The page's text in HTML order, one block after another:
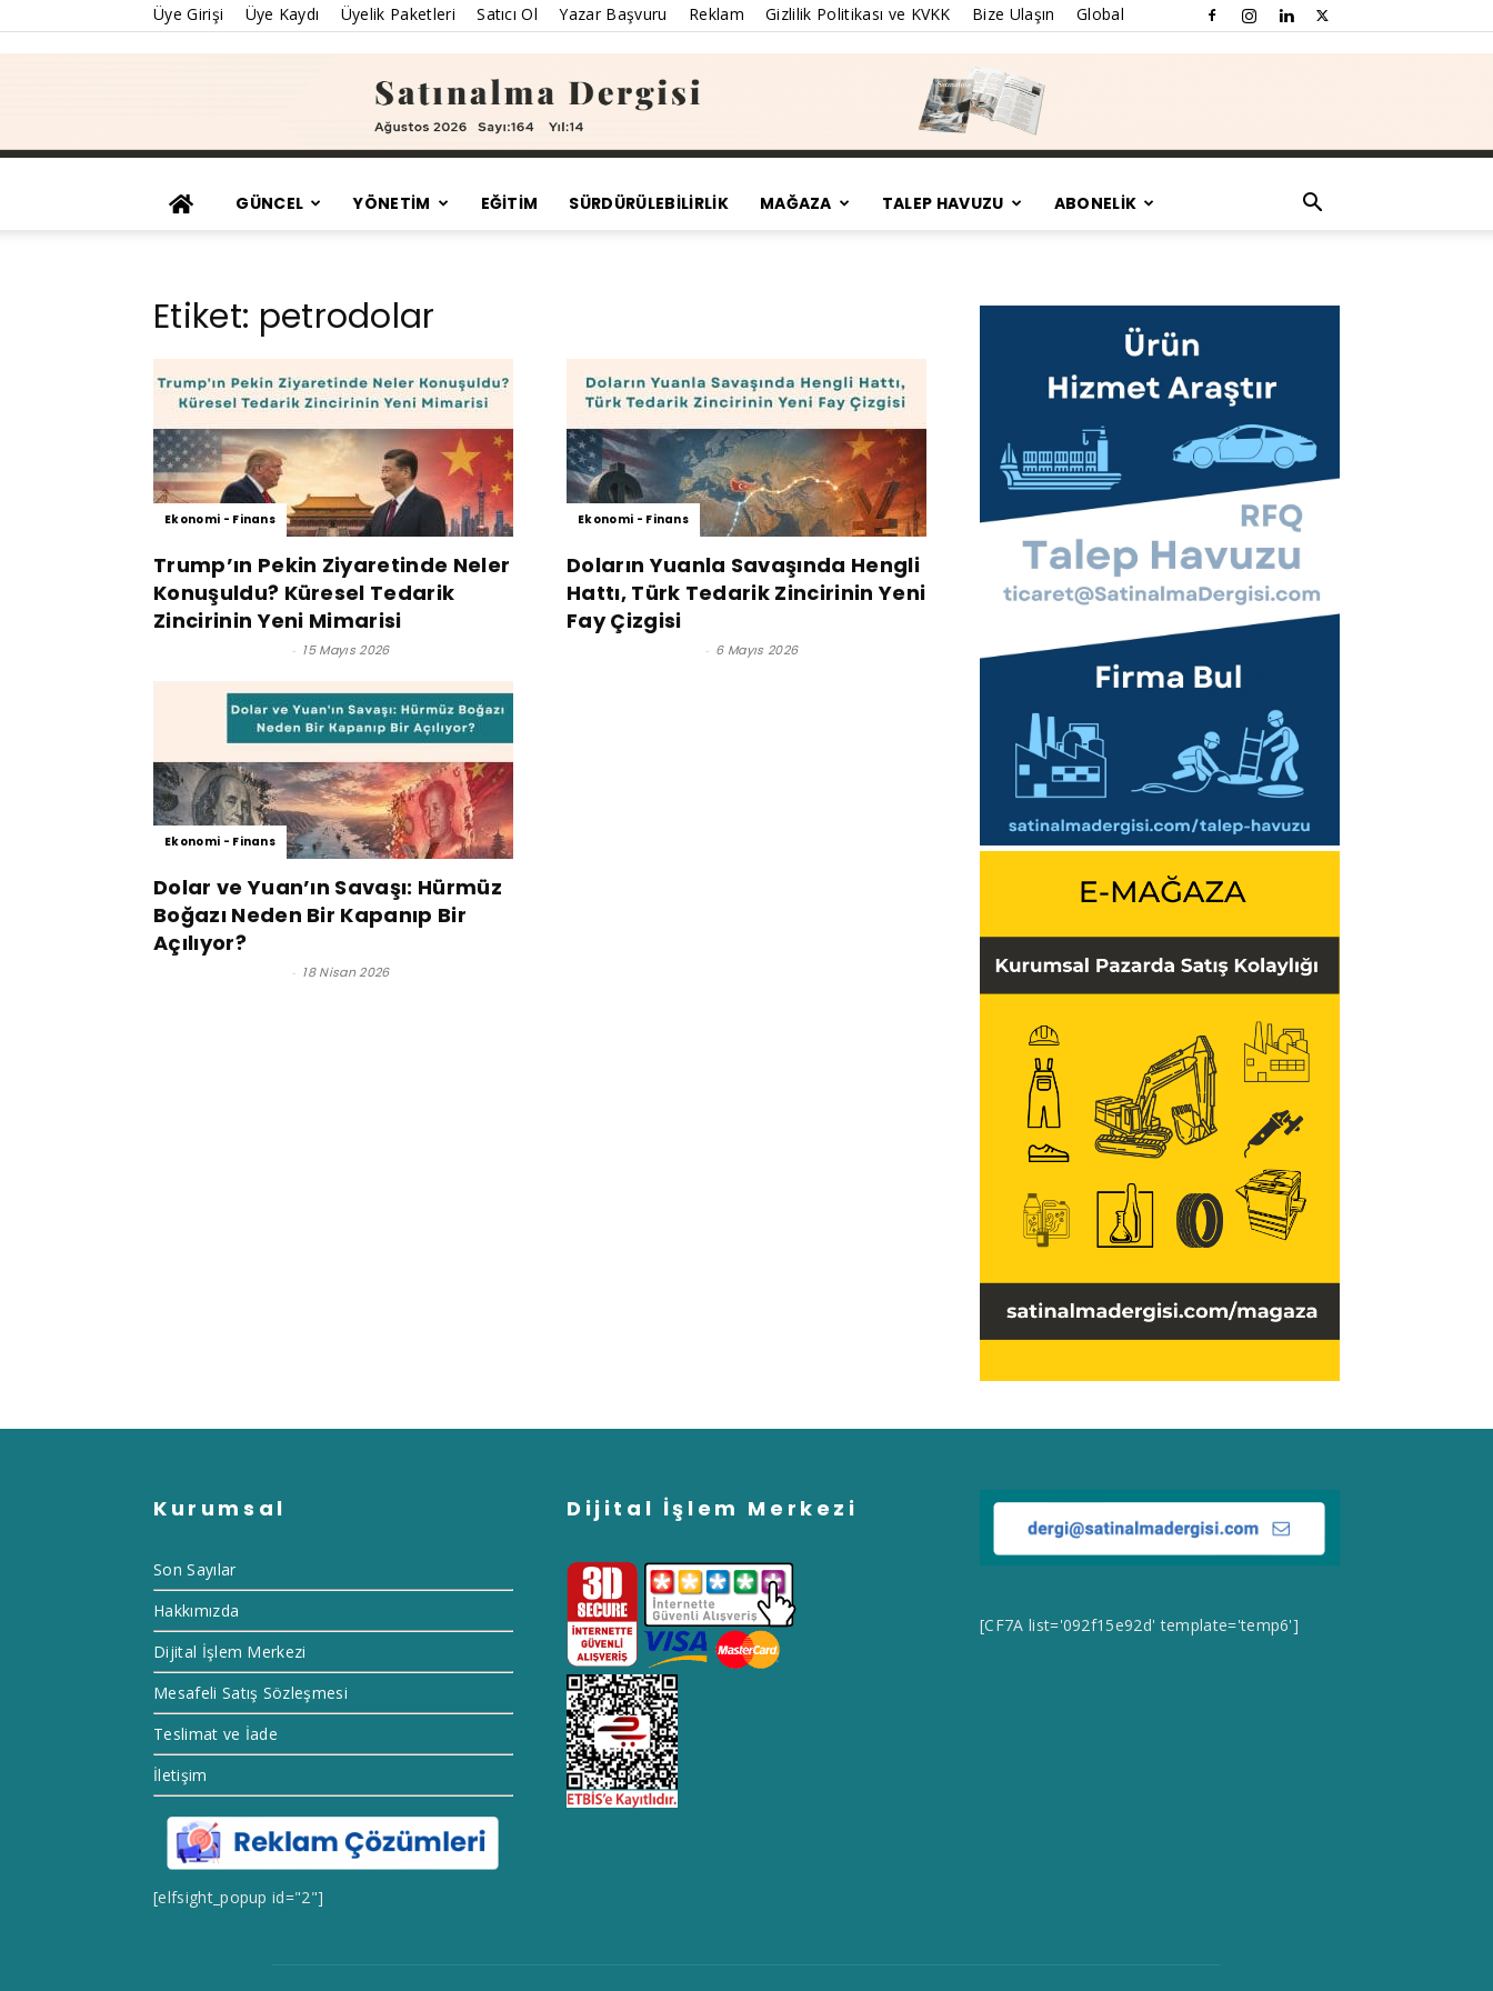
Üye Girişi Üye Kaydı Üyelik Paketleri Satıcı Ol Yazar Başvuru Reklam Gizlilik Politikası ve KVKK Bize Ulaşın Global
Dergisi
GÜNCEL YÖNETİM EĞİTİM SÜRDÜRÜLEBILIRLIK MAĞAZA TALEP HAVUZU ABONELİK
Etiket: petrodolar
Ekonomi - Finans
Trump’ın Pekin Ziyaretinde Neler
Konuşuldu? Küresel Tedarik
Zincirinin Yeni Mimarisi
- 15 Mayıs 2026
Ekonomi - Finans
Doların Yuanla Savaşında Hengli
Hattı, Türk Tedarik Zincirinin Yeni
Fay Çizgisi
- 6 Mayıs 2026
Ekonomi - Finans
Dolar ve Yuan’ın Savaşı: Hürmüz
Boğazı Neden Bir Kapanıp Bir
Açılıyor?
- 18 Nisan 2026
Kurumsal
Son Sayılar
Hakkımızda
Dijital İşlem Merkezi
Mesafeli Satış Sözleşmesi
Teslimat ve İade
İletişim
[elfsight_popup id="2"]
Dijital İşlem Merkezi
[CF7A list='092f15e92d' template='temp6']